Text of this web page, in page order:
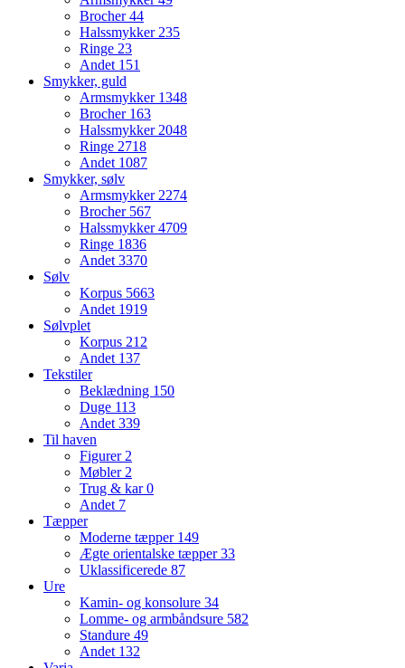
Brocher44
Halssmykker 235
Ringe 23
Andet 151
Smykker, guld
Armsmykker 1348
Brocher 163
Halssmykker 2048
Ringe 2718
Andet 1087
Smykker, sølv
Armsmykker 2274
Brocher 567
Halssmykker4709
Ringe 1836
Andet 3370
Sølv
Korpus 5663
Andet 1919
Sølvplet
Korpus 212
Andet 137
Tekstiler
Beklædning 150
Duge 113
Andet 339
Til haven
Figurer 2
Møbler 2
Trug & kar0
Andet 7
Tæpper
Moderne tæpper 149
Ægte orientalske tæpper33
Uklassificerede 87
Ure
Kamin- og konsolure 34
Lomme- og armbåndsure 582
Standure 49
Andet 132